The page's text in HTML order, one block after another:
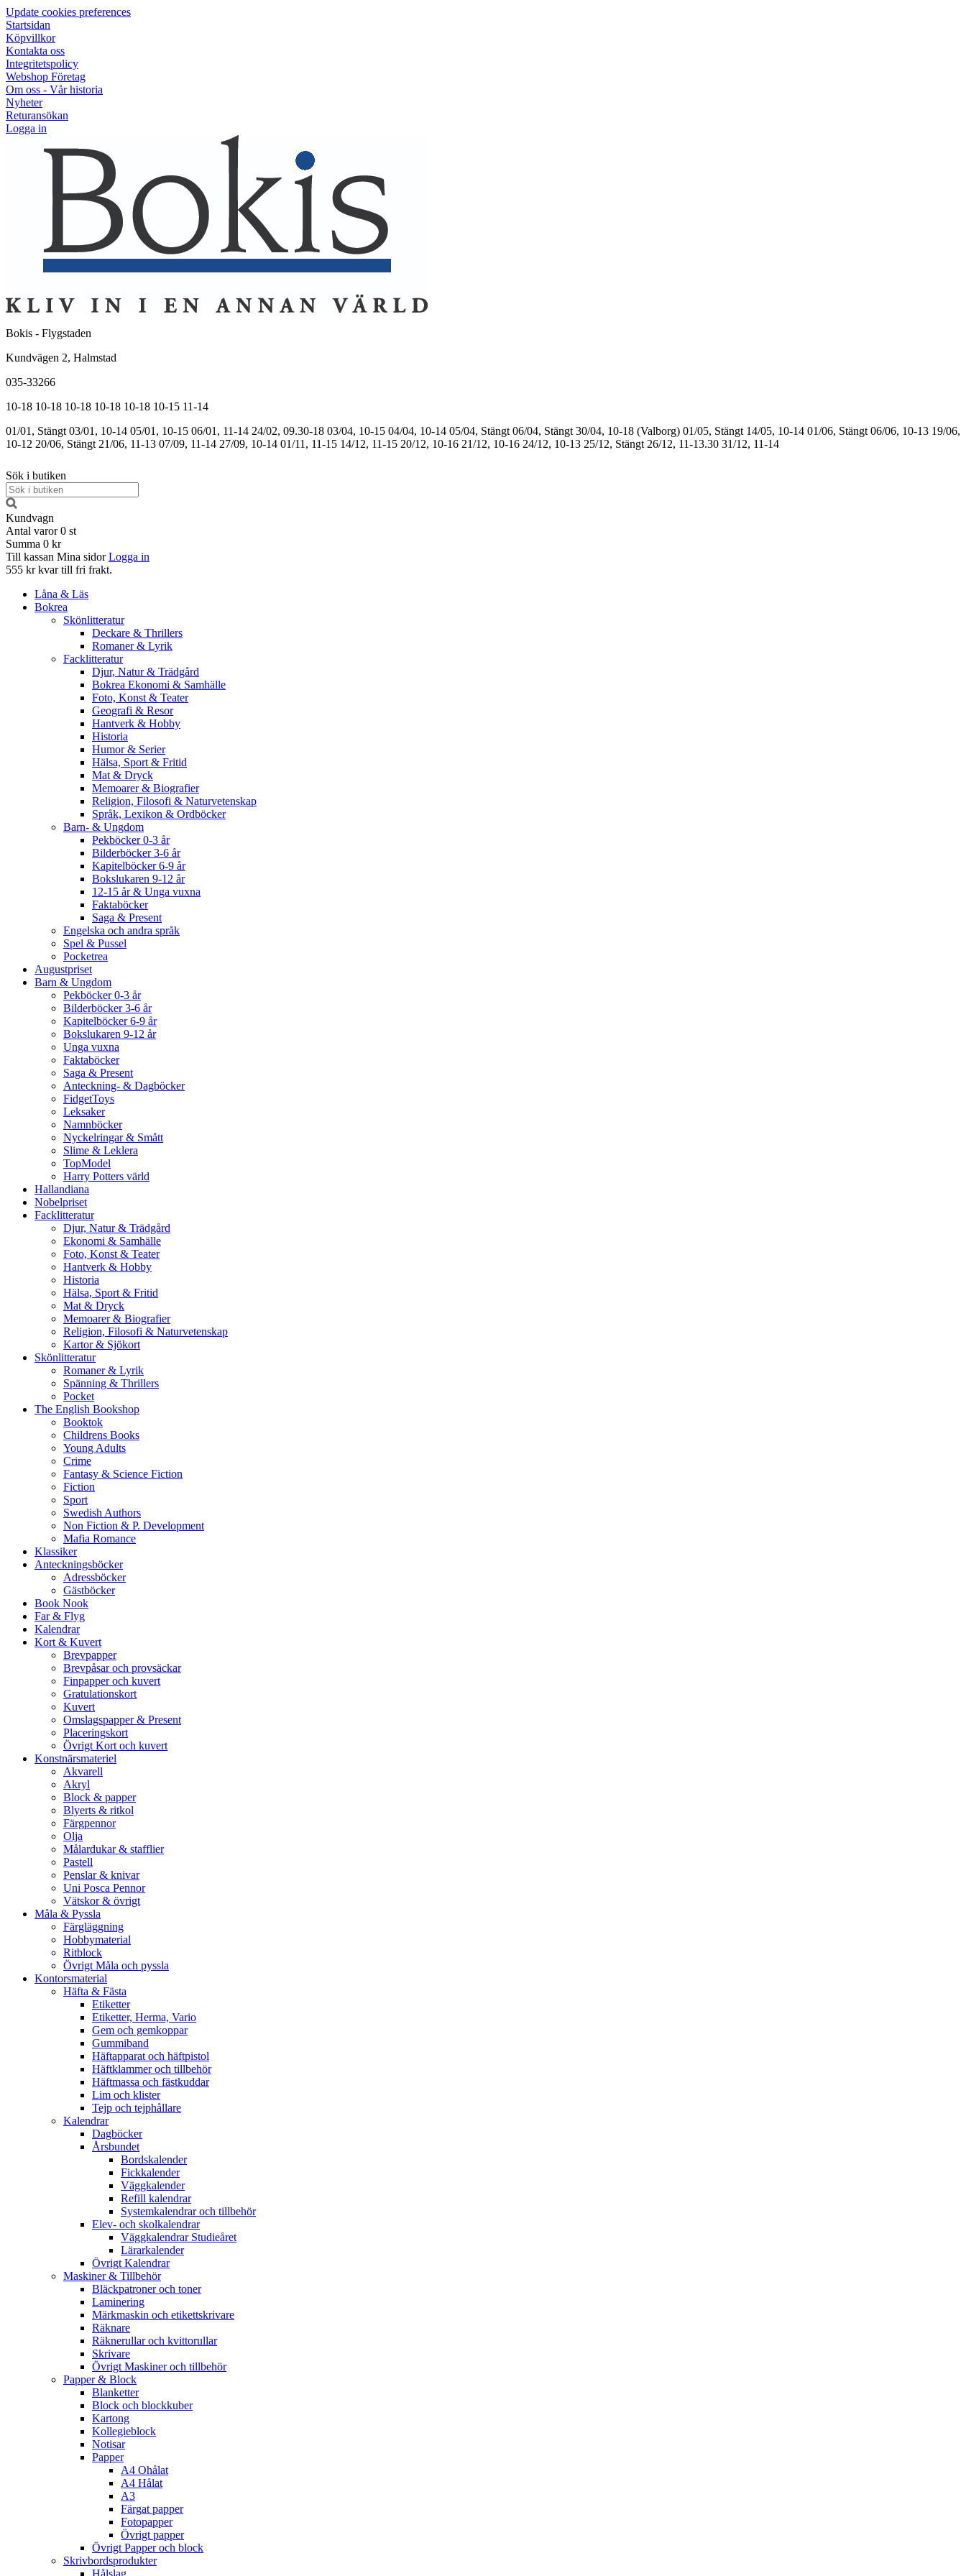
Update cookies preferences
Startsidan
Köpvillkor
Kontakta oss
Integritetspolicy
Webshop Företag
Om oss - Vår historia
Nyheter
Returansökan
Logga in
Bokis - Flygstaden
Kundvägen 2, Halmstad
035-33266
10-18 10-18 10-18 10-18 10-18 10-15 11-14
01/01, Stängt 03/01, 10-14 05/01, 10-15 06/01, 11-14 24/02, 09.30-18 03/04, 10-15 04/04, 10-14 05/04, Stängt 06/04, Stängt 30/04, 10-18 (Valborg) 01/05, Stängt 14/05, 10-14 01/06, Stängt 06/06, 10-13 19/06,
10-12 20/06, Stängt 21/06, 11-13 07/09, 11-14 27/09, 10-14 01/11, 11-15 14/12, 11-15 20/12, 10-16 21/12, 10-16 24/12, 10-13 25/12, Stängt 26/12, 11-13.30 31/12, 11-14
Sök i butiken
Kundvagn
Antal varor 0 st
Summa 0 kr
Till kassan Mina sidor Logga in
555 kr kvar till fri frakt.
Låna & Läs
Bokrea
Skönlitteratur
Deckare & Thrillers
Romaner & Lyrik
Facklitteratur
Djur, Natur & Trädgård
Bokrea Ekonomi & Samhälle
Foto, Konst & Teater
Geografi & Resor
Hantverk & Hobby
Historia
Humor & Serier
Hälsa, Sport & Fritid
Mat & Dryck
Memoarer & Biografier
Religion, Filosofi & Naturvetenskap
Språk, Lexikon & Ordböcker
Barn- & Ungdom
Pekböcker 0-3 år
Bilderböcker 3-6 år
Kapitelböcker 6-9 år
Bokslukaren 9-12 år
12-15 år & Unga vuxna
Faktaböcker
Saga & Present
Engelska och andra språk
Spel & Pussel
Pocketrea
Augustpriset
Barn & Ungdom
Pekböcker 0-3 år
Bilderböcker 3-6 år
Kapitelböcker 6-9 år
Bokslukaren 9-12 år
Unga vuxna
Faktaböcker
Saga & Present
Anteckning- & Dagböcker
FidgetToys
Leksaker
Namnböcker
Nyckelringar & Smått
Slime & Leklera
TopModel
Harry Potters värld
Hallandiana
Nobelpriset
Facklitteratur
Djur, Natur & Trädgård
Ekonomi & Samhälle
Foto, Konst & Teater
Hantverk & Hobby
Historia
Hälsa, Sport & Fritid
Mat & Dryck
Memoarer & Biografier
Religion, Filosofi & Naturvetenskap
Kartor & Sjökort
Skönlitteratur
Romaner & Lyrik
Spänning & Thrillers
Pocket
The English Bookshop
Booktok
Childrens Books
Young Adults
Crime
Fantasy & Science Fiction
Fiction
Sport
Swedish Authors
Non Fiction & P. Development
Mafia Romance
Klassiker
Anteckningsböcker
Adressböcker
Gästböcker
Book Nook
Far & Flyg
Kalendrar
Kort & Kuvert
Brevpapper
Brevpåsar och provsäckar
Finpapper och kuvert
Gratulationskort
Kuvert
Omslagspapper & Present
Placeringskort
Övrigt Kort och kuvert
Konstnärsmateriel
Akvarell
Akryl
Block & papper
Blyerts & ritkol
Färgpennor
Olja
Målardukar & stafflier
Pastell
Penslar & knivar
Uni Posca Pennor
Vätskor & övrigt
Måla & Pyssla
Färgläggning
Hobbymaterial
Ritblock
Övrigt Måla och pyssla
Kontorsmaterial
Häfta & Fästa
Etiketter
Etiketter, Herma, Vario
Gem och gemkoppar
Gummiband
Häftapparat och häftpistol
Häftklammer och tillbehör
Häftmassa och fästkuddar
Lim och klister
Tejp och tejphållare
Kalendrar
Dagböcker
Årsbundet
Bordskalender
Fickkalender
Väggkalender
Refill kalendrar
Systemkalendrar och tillbehör
Elev- och skolkalendrar
Väggkalendrar Studieåret
Lärarkalender
Övrigt Kalendrar
Maskiner & Tillbehör
Bläckpatroner och toner
Laminering
Märkmaskin och etikettskrivare
Räknare
Räknerullar och kvittorullar
Skrivare
Övrigt Maskiner och tillbehör
Papper & Block
Blanketter
Block och blockkuber
Kartong
Kollegieblock
Notisar
Papper
A4 Ohålat
A4 Hålat
A3
Färgat papper
Fotopapper
Övrigt papper
Övrigt Papper och block
Skrivbordsprodukter
Hålslag